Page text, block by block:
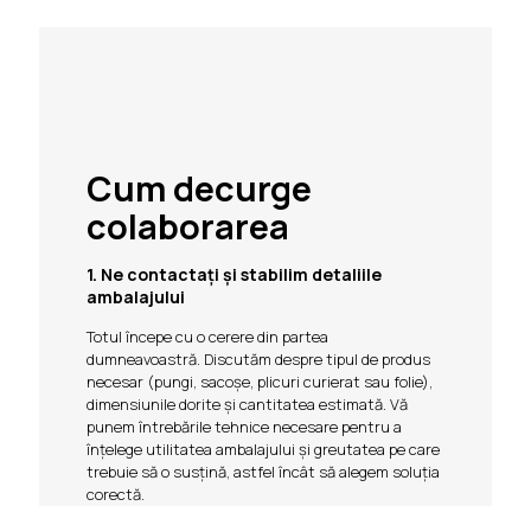
Cum decurge
colaborarea
1. Ne contactați și stabilim detaliile
ambalajului
Totul începe cu o cerere din partea
dumneavoastră. Discutăm despre tipul de produs
necesar (pungi, sacoșe, plicuri curierat sau folie),
dimensiunile dorite și cantitatea estimată. Vă
punem întrebările tehnice necesare pentru a
înțelege utilitatea ambalajului și greutatea pe care
trebuie să o susțină, astfel încât să alegem soluția
corectă.